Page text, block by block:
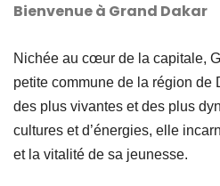
Bienvenue à Grand Dakar
Nichée au cœur de la capitale,
petite commune de la région de
des plus vivantes et des plus
cultures et d’énergies, elle
et la vitalité de sa jeunesse.